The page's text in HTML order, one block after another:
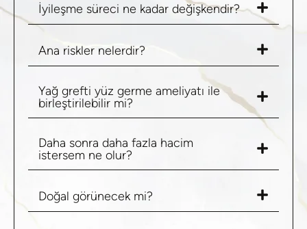
İyileşme süreci ne kadar değişkendir?
Ana riskler nelerdir?
Yağ grefti yüz germe ameliyatı ile
birleştirilebilir mi?
Daha sonra daha fazla hacim
istersem ne olur?
Doğal görünecek mi?